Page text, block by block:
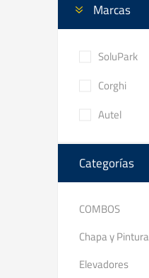
Marcas
SoluPark
Corghi
Autel
Categorías
COMBOS
Chapa y Pintura
Elevadores